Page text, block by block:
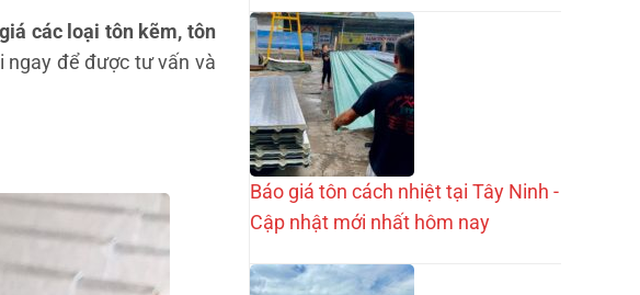
các loại tôn kẽm, tôn
ngay để được tư vấn và
Báo giá tôn cách nhiệt tại Tây Ninh -
Cập nhật mới nhất hôm nay